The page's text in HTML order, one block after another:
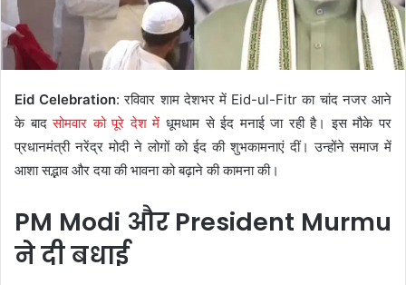
Eid Celebration: रविवार शाम देशभर में Eid-ul-Fitr का चांद नजर आने
के बादसोमवार को पूरे देश में धूमधाम से ईद मनाई जा रही है। इस मौके पर
प्रधानमंत्री नरेंद्र मोदी ने लोगों को ईद की शुभकामनाएं दीं। उन्होंने समाज में
आशा सद्भाव और दया की भावना को बढ़ाने की कामना की।
PM Modi और President Murmu
ने दी बधाई